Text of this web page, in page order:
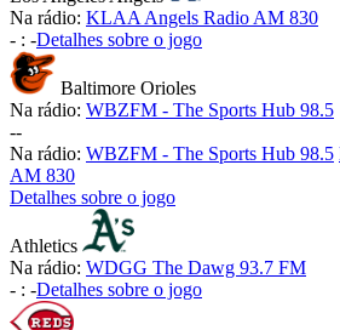
Na rádio: KLAA Angels Radio AM 830
- : -Detalhes sobre o jogo
Baltimore Orioles
Na rádio: WBZFM - The Sports Hub 98.5
--
Na rádio: WBZFM - The Sports Hub 98.5
AM 830
Detalhes sobre o jogo
Athletics
Na rádio: WDGG The Dawg 93.7 FM
- : -Detalhes sobre o jogo